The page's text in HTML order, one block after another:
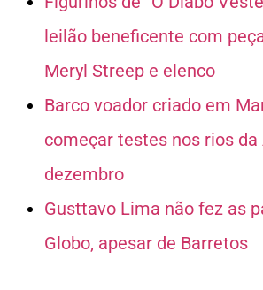
leilão beneficente com
Meryl Streep e elenco
Barco voador criado em
começar testes nos rios
dezembro
Gusttavo Lima não fez as
Globo, apesar de Barretos